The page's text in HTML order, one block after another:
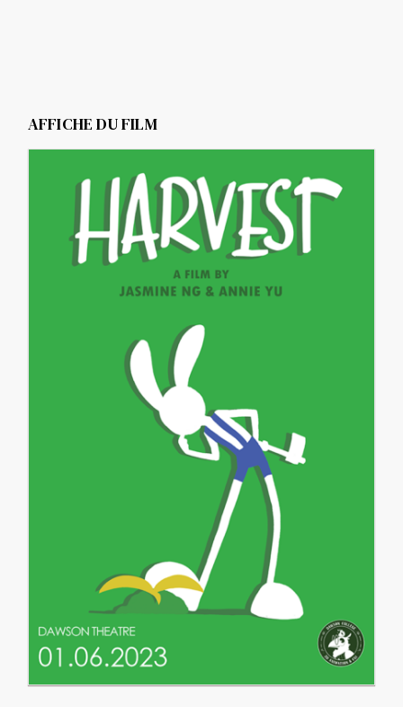
AFFICHE DU FILM